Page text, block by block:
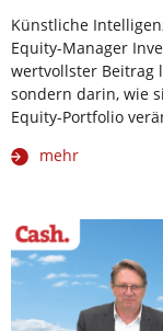
Künstliche
Equity-Manager
wertvollster Beitrag
sondern darin, wie
Equity-Portfolio
mehr